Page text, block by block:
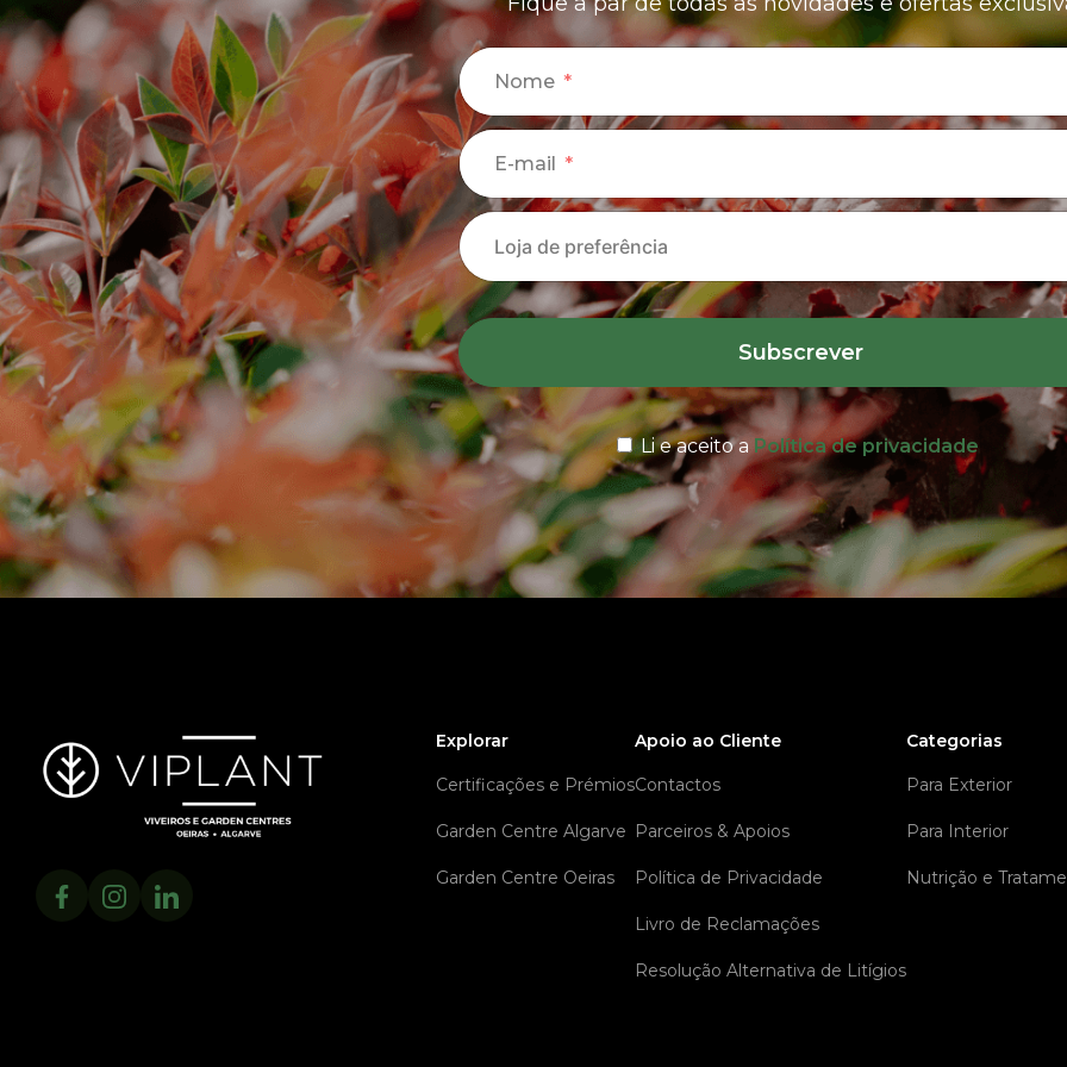
Nome
E-mail
Subscrever
Li e aceito a Política de privacidade
Explorar
Certificações e Prémios
Garden Centre Algarve
Garden Centre Oeiras
Apoio ao Cliente
Contactos
Parceiros & Apoios
Política de Privacidade
Livro de Reclamações
Resolução Alternativa de Litígios
Categorias
Para Exterior
Para Interior
Nutrição e